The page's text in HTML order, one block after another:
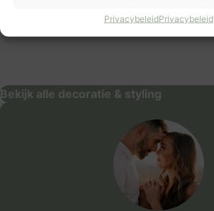
PrivacybeleidPrivacybeleid
Bloemenmeisjes.com
Bekijk alle decoratie & styling